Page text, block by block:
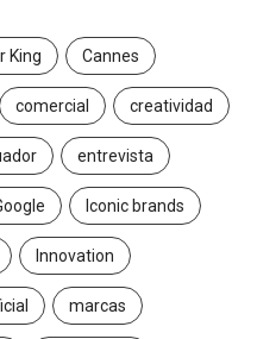
King Cannes
comercial creatividad
entrevista
Iconic brands
Innovation
marcas